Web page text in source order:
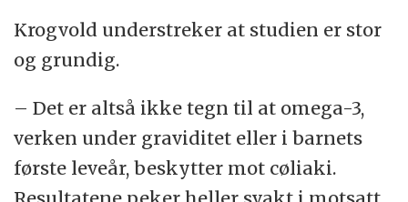
Krogvold understreker at studien er stor
og grundig.
– Det er altså ikke tegn til at omega-3,
verken under graviditet eller i barnets
første leveår, beskytter mot cøliaki.